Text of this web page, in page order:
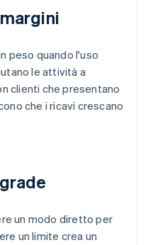
peso quando l'uso
le attività a
clienti che presentano
che i ricavi crescano
un modo diretto per
un limite crea un